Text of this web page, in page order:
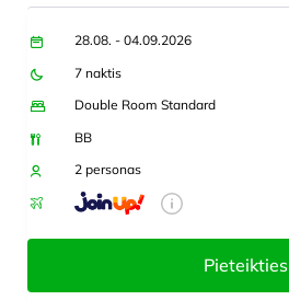
28.08. - 04.09.2026
7 naktis
Double Room Standard
BB
2 personas
Pieteikties